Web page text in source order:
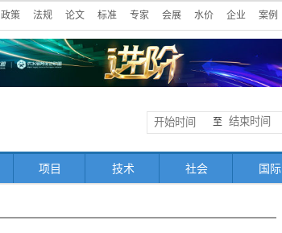
政策 法规 论文 标准 专家 会展 水价 企业 案例
至
项目 技术 社会 国际